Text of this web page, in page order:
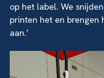
op het label. We
printen het en brengen
aan.’